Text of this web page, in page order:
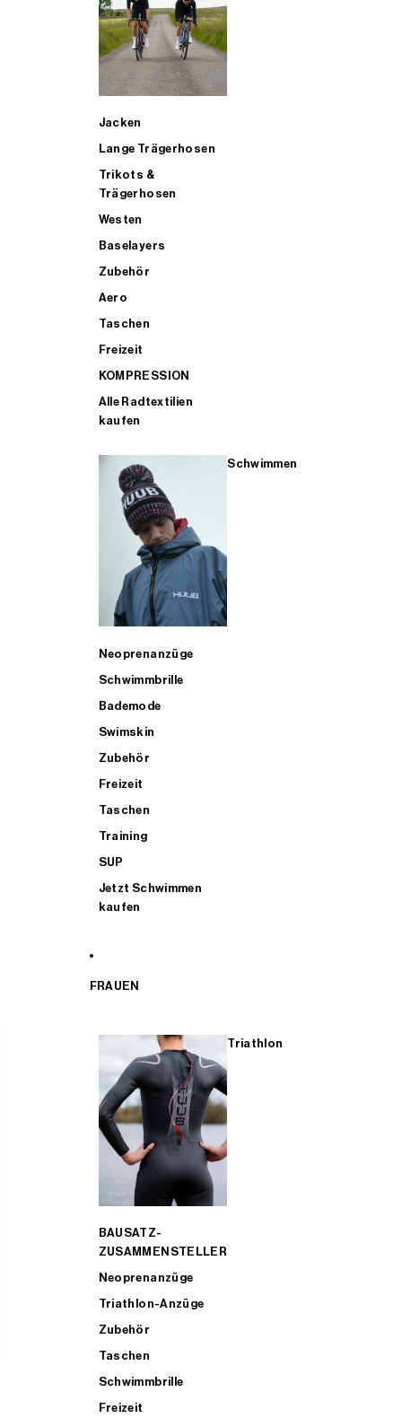
Jacken
Lange Trägerhosen
Trikots &
Trägerhosen
Westen
Baselayers
Zubehör
Aero
Taschen
Freizeit
KOMPRESSION
Alle Radtextilien
kaufen
Schwimmen
Neoprenanzüge
Schwimmbrille
Bademode
Swimskin
Zubehör
Freizeit
Taschen
Training
SUP
Jetzt Schwimmen
kaufen
FRAUEN
Triathlon
BAUSATZ-
ZUSAMMENSTELLER
Neoprenanzüge
Triathlon-Anzüge
Zubehör
Taschen
Schwimmbrille
Freizeit
ALLE TRIATHLONARTIKEL FÜR MÄNNER KAUFEN